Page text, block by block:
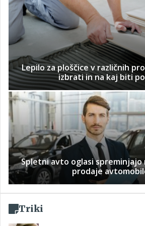
Lepilo za ploščice v različnih
izbrati in na kaj biti
Spletni avto oglasi spreminjajo
prodaje
Triki